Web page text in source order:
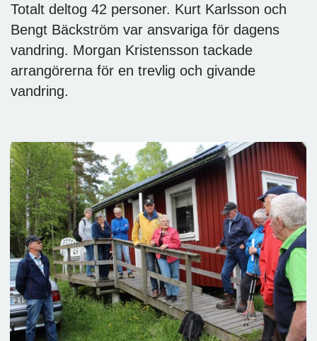
Totalt deltog 42 personer. Kurt Karlsson och
Bengt Bäckström var ansvariga för dagens
vandring. Morgan Kristensson tackade
arrangörerna för en trevlig och givande
vandring.